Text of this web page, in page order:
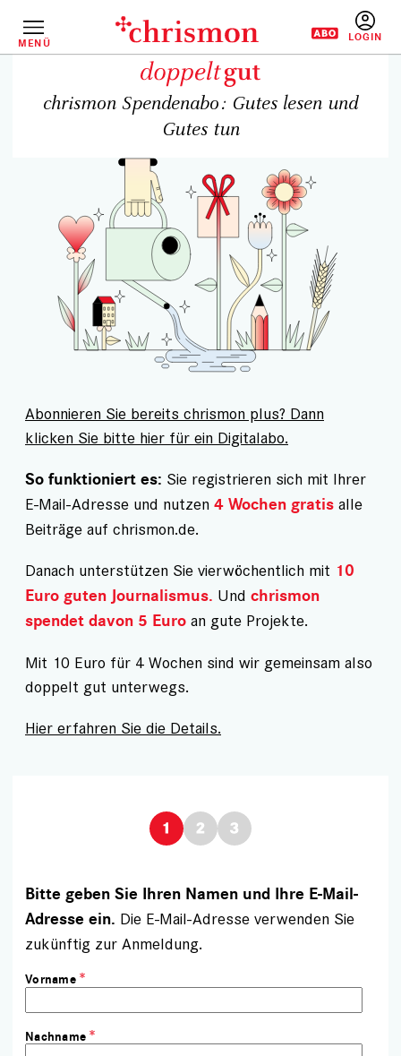
InhaltMENÜ
chrismon Spendenabo: Gutes lesen und
Gutes tun
Abonnieren Sie bereits chrismon plus? Dann
klicken Sie bitte hier für ein Digitalabo.
So funktioniert es: Sie registrieren sich mit Ihrer
E-Mail-Adresse und nutzen 4 Wochen gratis alle
Beiträge auf chrismon.de.
Danach unterstützen Sie vierwöchentlich mit 10
Euro guten Journalismus. Und chrismon
spendet davon 5 Euro an gute Projekte.
Mit 10 Euro für 4 Wochen sind wir gemeinsam also
doppelt gut unterwegs.
Hier erfahren Sie die Details.
Bitte geben Sie Ihren Namen und Ihre E-Mail-
Adresse ein. Die E-Mail-Adresse verwenden Sie
zukünftig zur Anmeldung.
Vorname
Nachname